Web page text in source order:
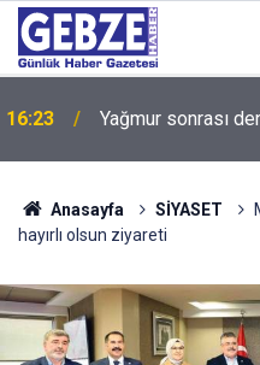
16:23 Yağmur sonrası
14:44
göreve başladı
Anasayfa SİYASET
hayırlı olsun ziyareti